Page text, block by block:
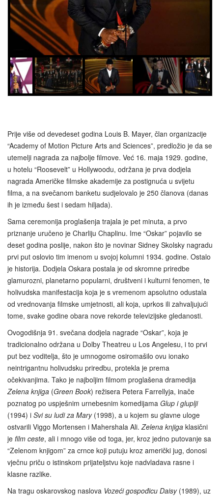
Prije više od devedeset godina Louis B. Mayer, član organizacije
“Academy of Motion Picture Arts and Sciences”, predložio je da se
utemelji nagrada za najbolje filmove. Već 16. maja 1929. godine,
u hotelu “Roosevelt” u Hollywoodu, održana je prva dodjela
nagrada Američke filmske akademije za postignuća u svijetu
filma, a na svečanom banketu sudjelovalo je 250 članova (danas
ih je između šest i sedam hiljada).
Sama ceremonija proglašenja trajala je pet minuta, a prvo
priznanje uručeno je Charliju Chaplinu. Ime “Oskar” pojavilo se
deset godina poslije, nakon što je novinar Sidney Skolsky nagradu
prvi put oslovio tim imenom u svojoj kolumni 1934. godine. Ostalo
je historija. Dodjela Oskara postala je od skromne priredbe
glamurozni, planetarno popularni, društveni i kulturni fenomen, te
holivudska manifestacija koja je s vremenom apsolutno odustala
od vrednovanja filmske umjetnosti, ali koja, uprkos ili zahvaljujući
tome, svake godine obara nove rekorde televizijske gledanosti.
Ovogodišnja 91. svečana dodjela nagrade “Oskar”, koja je
tradicionalno održana u Dolby Theatreu u Los Angelesu, i to prvi
put bez voditelja, što je umnogome osiromašilo ovu ionako
neintrigantnu holivudsku priredbu, protekla je prema
očekivanjima. Tako je najboljim filmom proglašena dramedija
Zelena knjiga (Green Book) režisera Petera Farrellyja, inače
poznatog po uspješnim urnebesnim komedijama Glup i gluplji
(1994) i Svi su ludi za Mary (1998), a u kojem su glavne uloge
ostvarili Viggo Mortensen i Mahershala Ali. Zelena knjiga klasični
je film ceste, ali i mnogo više od toga, jer, kroz jedno putovanje sa
“Zelenom knjigom” za crnce koji putuju kroz američki jug, donosi
vječnu priču o istinskom prijateljstvu koje nadvladava rasne i
klasne razlike.
Na tragu oskarovskog naslova Vozeći gospođicu Daisy(1989), uz